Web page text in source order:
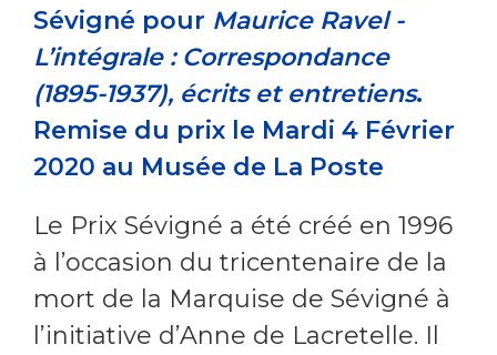
Sévigné pour Maurice Ravel -
L’intégrale : Correspondance
(1895-1937), écrits et entretiens.
Remise du prix le Mardi 4 Février
2020 au Musée de La Poste
Le Prix Sévigné a été créé en 1996
à l’occasion du tricentenaire de la
mort de la Marquise de Sévigné à
l’initiative d’Anne de Lacretelle. Il